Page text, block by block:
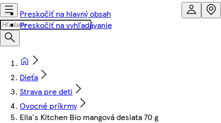
Preskočiť na hlavný obsah
Preskočiť na vyhľadávanie
Dieťa
Strava pre deti
Ovocné príkrmy
Ella's Kitchen Bio mangová desiata 70 g